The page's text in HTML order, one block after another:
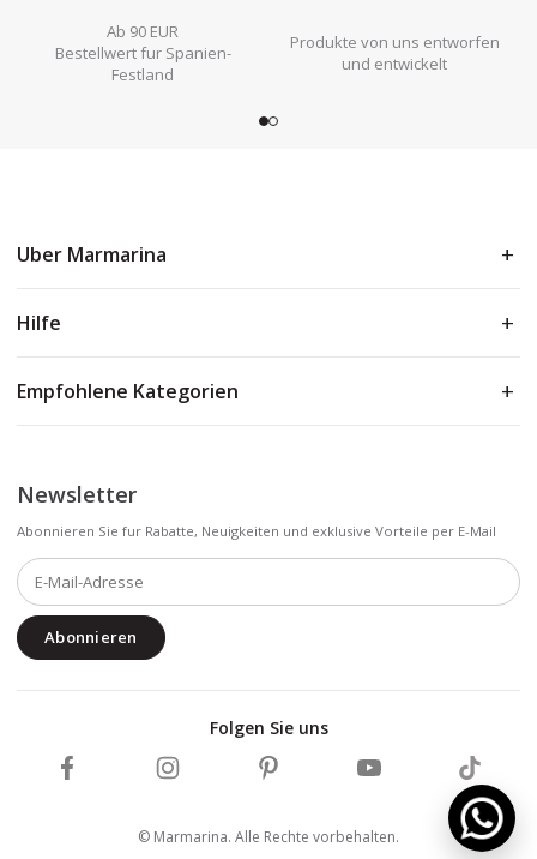
Ab 90 EUR
Bestellwert fur Spanien-
Festland
Produkte von uns entworfen
und entwickelt
Uber Marmarina
Hilfe
Empfohlene Kategorien
Newsletter
Abonnieren Sie fur Rabatte, Neuigkeiten und exklusive Vorteile per E-Mail
Abonnieren
Folgen Sie uns
Marmarina auf Facebook folgen
Marmarina auf Instagram folgen
Marmarina auf Pinterest folgen
Marmarina auf
© Marmarina. Alle Rechte vorbehalten.